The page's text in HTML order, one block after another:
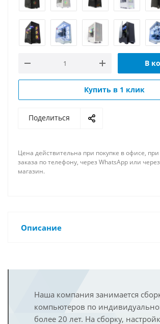
В
Купить в 1 клик
Поделиться
Цена действительна при покупке в офисе,
заказа по телефону, через WhatsApp или
магазин.
Описание
Наша компания занимается
компьютеров по
более 20 лет. На сборку,